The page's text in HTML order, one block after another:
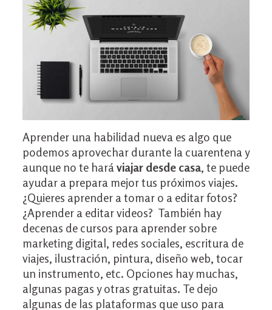
Aprender una habilidad nueva es algo que
podemos aprovechar durante la cuarentena y
aunque no te hará viajar desde casa, te puede
ayudar a prepara mejor tus próximos viajes.
¿Quieres aprender a tomar o a editar fotos?
¿Aprender a editar videos? También hay
decenas de cursos para aprender sobre
marketing digital, redes sociales, escritura de
viajes, ilustración, pintura, diseño web, tocar
un instrumento, etc. Opciones hay muchas,
algunas pagas y otras gratuitas. Te dejo
algunas de las plataformas que uso para